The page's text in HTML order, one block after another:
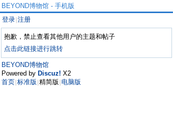
BEYOND博物馆 - 手机版
登录 注册
抱歉，禁止查看其他用户的主题和帖子
点击此链接进行跳转
BEYOND博物馆
Powered by Discuz! X2
首页 标准版 精简版 电脑版